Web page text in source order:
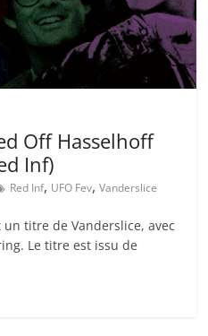
Off Hasselhoff
Inf)
Red Inf, UFO Fev,Vanderslice
un titre de Vanderslice, avec
Le titre est issu de